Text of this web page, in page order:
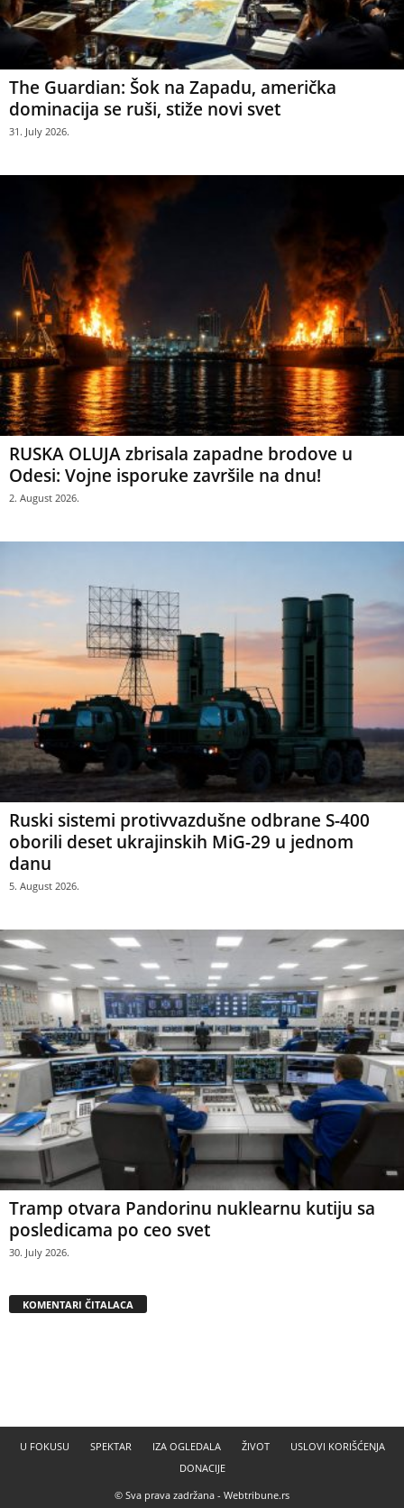
The Guardian: Šok na Zapadu, američka
dominacija se ruši, stiže novi svet
31. July 2026.
RUSKA OLUJA zbrisala zapadne brodove u
Odesi: Vojne isporuke završile na dnu!
2. August 2026.
Ruski sistemi protivvazdušne odbrane S-400
oborili deset ukrajinskih MiG-29 u jednom
danu
5. August 2026.
Tramp otvara Pandorinu nuklearnu kutiju sa
posledicama po ceo svet
30. July 2026.
KOMENTARI ČITALACA
U FOKUSU SPEKTAR IZA OGLEDALA ŽIVOT
USLOVI KORIŠĆENJA
DONACIJE
© Sva prava zadržana - Webtribune.rs